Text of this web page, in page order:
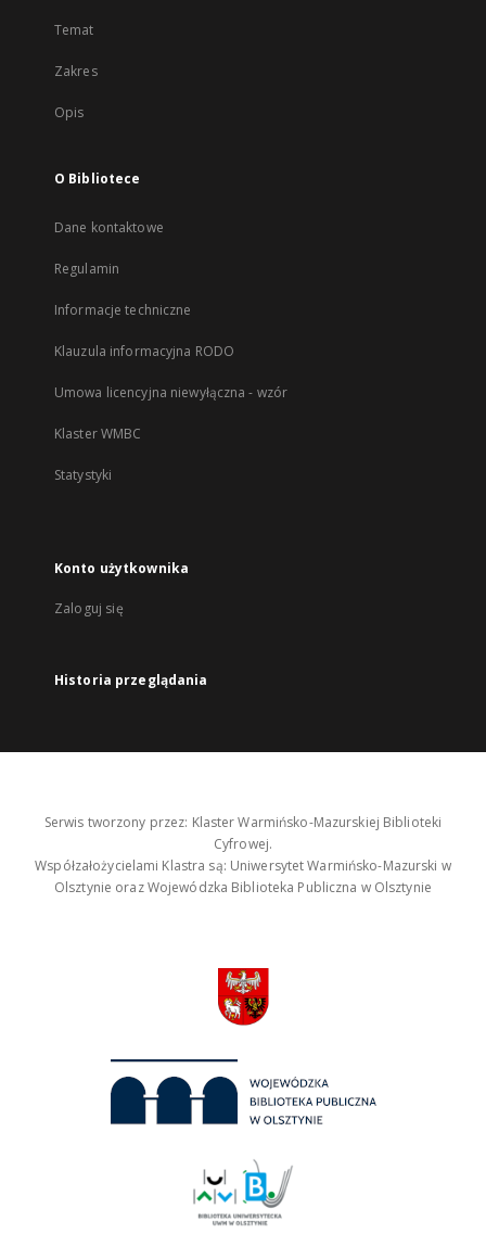
Temat
Zakres
Opis
O Bibliotece
Dane kontaktowe
Regulamin
Informacje techniczne
Klauzula informacyjna RODO
Umowa licencyjna niewyłączna - wzór
Klaster WMBC
Statystyki
Konto użytkownika
Zaloguj się
Historia przeglądania
Serwis tworzony przez: Klaster Warmińsko-Mazurskiej Biblioteki
Cyfrowej.
Współzałożycielami Klastra są: Uniwersytet Warmińsko-Mazurski w
Olsztynie oraz Wojewódzka Biblioteka Publiczna w Olsztynie